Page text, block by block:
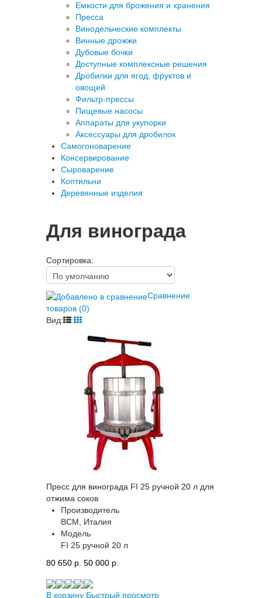
Емкости для брожения и хранения
Пресса
Винодельческие комплекты
Винные дрожжи
Дубовые бочки
Доступные комплексные решения
Дробилки для ягод, фруктов и
овощей
Фильтр-прессы
Пищевые насосы
Аппараты для укупорки
Аксессуары для дробилок
Самогоноварение
Консервирование
Сыроварение
Коптильни
Деревянные изделия
Для винограда
Сортировка:
Сравнение
товаров (0)
Вид:
Пресс для винограда FI 25 ручной 20 л для
отжима соков
Производитель
BCM, Италия
Модель
FI 25 ручной 20 л
80 650 p. 50 000 p.
В корзину Быстрый просмотр